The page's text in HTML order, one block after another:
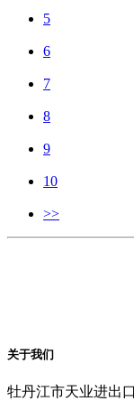
5
6
7
8
9
10
>>
关于我们
牡丹江市天业进出